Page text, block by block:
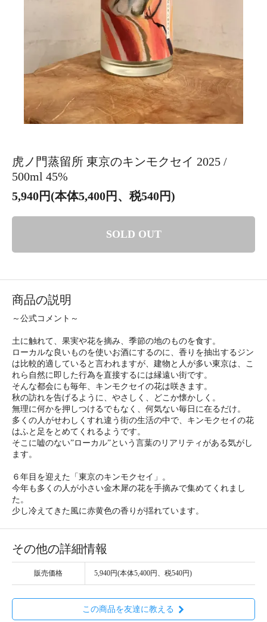
虎ノ門蒸留所 東京のキンモクセイ 2025 /
500ml 45%
5,940円(本体5,400円、税540円)
SOLD OUT
商品の説明
～公式コメント～
土に触れて、果実や花を摘み、季節の地のものを食す。
ローカルな良いものを使いお酒にするのに、香りを抽出するジン
は比較的適していると言われますが、建物と人が多い東京は、こ
れら自然に即した行為を直接するには縁遠い街です。
そんな都会にも毎年、キンモクセイの花は咲きます。
秋の訪れを告げるように、やさしく、どこか懐かしく。
無理に何かを押しつけるでもなく、何気ない毎日に在るだけ。
多くの人がせわしくすれ違う街の生活の中で、キンモクセイの花
はふと足をとめてくれるようです。
そこに嘘のない”ローカル”という言葉のリアリティがある気がし
ます。
６年目を迎えた「東京のキンモクセイ」。
今年も多くの人が小さい金木犀の花を手摘みで集めてくれまし
た。
少し冷えてきた風に赤黄色の香りが揺れています。
その他の詳細情報
販売価格 5,940円(本体5,400円、税540円)
この商品を友達に教える